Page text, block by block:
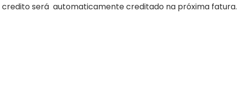
credito será automaticamente creditado na próxima fatura.